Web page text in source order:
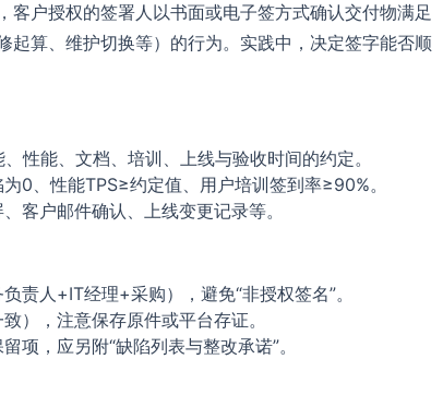
户授权的签署人以书面或电子签方式确认交付物满足
算、维护切换等）的行为。实践中，决定签字能否顺
性能、文档、培训、上线与验收时间的约定。
0、性能TPS≥约定值、用户培训签到率≥90%。
客户邮件确认、上线变更记录等。
责人+IT经理+采购），避免“非授权签名”。
），注意保存原件或平台存证。
项，应另附“缺陷列表与整改承诺”。